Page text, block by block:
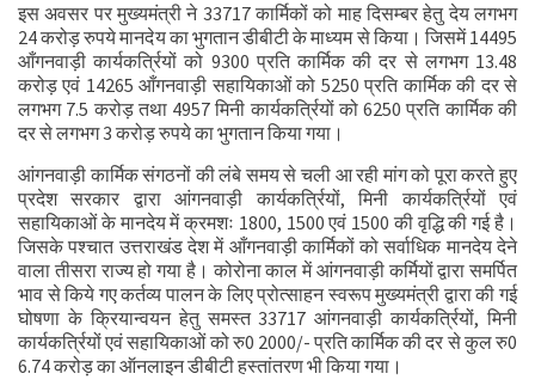
इस अवसर पर मुख्यमंत्री ने 33717 कार्मिकों को माह दिसम्बर हेतु देय लगभग
24 करोड़ रुपये मानदेय का भुगतान डीबीटी के माध्यम से किया। जिसमें 14495
आँगनवाड़ी कार्यकर्त्रियों को 9300 प्रति कार्मिक की दर से लगभग 13.48
करोड़ एवं 14265 आँगनवाड़ी सहायिकाओं को 5250 प्रति कार्मिक की दर से
लगभग 7.5 करोड़ तथा 4957 मिनी कार्यकर्त्रियों को 6250 प्रति कार्मिक की
दर से लगभग 3 करोड़ रुपये का भुगतान किया गया।
आंगनवाड़ी कार्मिक संगठनों की लंबे समय से चली आ रही मांग को पूरा करते हुए
प्रदेश सरकार द्वारा आंगनवाड़ी कार्यकर्त्रियों, मिनी कार्यकर्त्रियों एवं
सहायिकाओं के मानदेय में क्रमशः 1800, 1500 एवं 1500 की वृद्धि की गई है।
जिसके पश्चात उत्तराखंड देश में आँगनवाड़ी कार्मिकों को सर्वाधिक मानदेय देने
वाला तीसरा राज्य हो गया है। कोरोना काल में आंगनवाड़ी कर्मियों द्वारा समर्पित
भाव से किये गए कर्तव्य पालन के लिए प्रोत्साहन स्वरूप मुख्यमंत्री द्वारा की गई
घोषणा के क्रियान्वयन हेतु समस्त 33717 आंगनवाड़ी कार्यकर्त्रियों, मिनी
कार्यकर्त्रियों एवं सहायिकाओं को रु0 2000/- प्रति कार्मिक की दर से कुल रु0
6.74 करोड़ का ऑनलाइन डीबीटी हस्तांतरण भी किया गया।